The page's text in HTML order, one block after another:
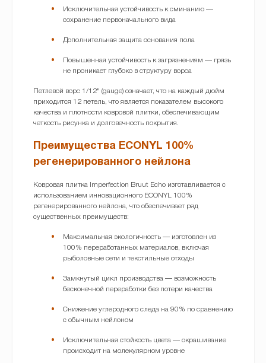
Исключительная устойчивость к сминанию —
сохранение первоначального вида
Дополнительная защита основания пола
Повышенная устойчивость к загрязнениям — грязь
не проникает глубоко в структуру ворса
Петлевой ворс 1/12" (gauge) означает, что на каждый дюйм
приходится 12 петель, что является показателем высокого
качества и плотности ковровой плитки, обеспечивающим
четкость рисунка и долговечность покрытия.
Преимущества ECONYL 100%
регенерированного нейлона
Ковровая плитка Imperfection Bruut Echo изготавливается с
использованием инновационного ECONYL 100%
регенерированного нейлона, что обеспечивает ряд
существенных преимуществ:
Максимальная экологичность — изготовлен из
100% переработанных материалов, включая
рыболовные сети и текстильные отходы
Замкнутый цикл производства — возможность
бесконечной переработки без потери качества
Снижение углеродного следа на 90% по сравнению
с обычным нейлоном
Исключительная стойкость цвета — окрашивание
происходит на молекулярном уровне